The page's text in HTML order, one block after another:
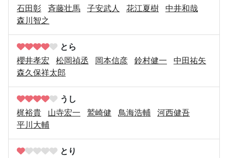
石田彰
斉藤壮馬 子安武人 花江夏樹
中井和哉
森川智之
とら
櫻井孝宏
松岡禎丞 岡本信彦 鈴村健一
中田祐矢
森久保祥太郎
うし
梶裕貴
山寺宏一 鷲崎健 鳥海浩輔
河西健吾
平川大輔
とり